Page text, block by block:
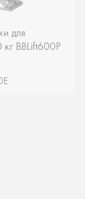
для
BBLift600P
для
BBLift600P